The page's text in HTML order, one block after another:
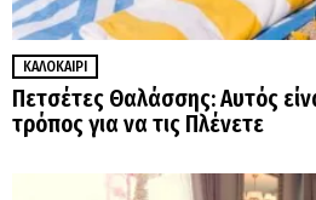
ΚΑΛΟΚΑΊΡΙ
Πετσέτες Θαλάσσης: Αυτός
τρόπος για να τις Πλένετε